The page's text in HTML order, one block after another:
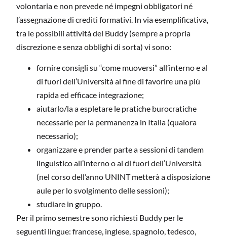
volontaria e non prevede né impegni obbligatori né
l’assegnazione di crediti formativi. In via esemplificativa,
tra le possibili attività del Buddy (sempre a propria
discrezione e senza obblighi di sorta) vi sono:
fornire consigli su “come muoversi” all’interno e al
di fuori dell’Università al fine di favorire una più
rapida ed efficace integrazione;
aiutarlo/la a espletare le pratiche burocratiche
necessarie per la permanenza in Italia (qualora
necessario);
organizzare e prender parte a sessioni di tandem
linguistico all’interno o al di fuori dell’Università
(nel corso dell’anno UNINT metterà a disposizione
aule per lo svolgimento delle sessioni);
studiare in gruppo.
Per il primo semestre sono richiesti Buddy per le
seguenti lingue: francese, inglese, spagnolo, tedesco,